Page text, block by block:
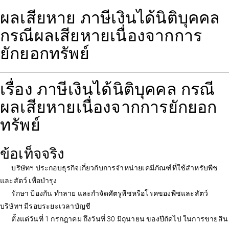
ผลเสียหาย ภาษีเงินได้นิติบุคคล
กรณีผลเสียหายเนื่องจากการ
ยักยอกทรัพย์
เรื่อง ภาษีเงินได้นิติบุคคล กรณี
ผลเสียหายเนื่องจากการยักยอก
ทรัพย์
ข้อเท็จจริง
บริษัทฯ ประกอบธุรกิจเกี่ยวกับการจำหน่ายเคมีภัณฑ์ที่ใช้สำหรับพืช
และสัตว์ เพื่อบำรุง
รักษา ป้องกัน ทำลาย และกำจัดศัตรูพืชหรือโรคของพืชและสัตว์
บริษัทฯ มีรอบระยะเวลาบัญชี
ตั้งแต่วันที่ 1 กรกฎาคม ถึงวันที่ 30 มิถุนายน ของปีถัดไป ในการขายสิน